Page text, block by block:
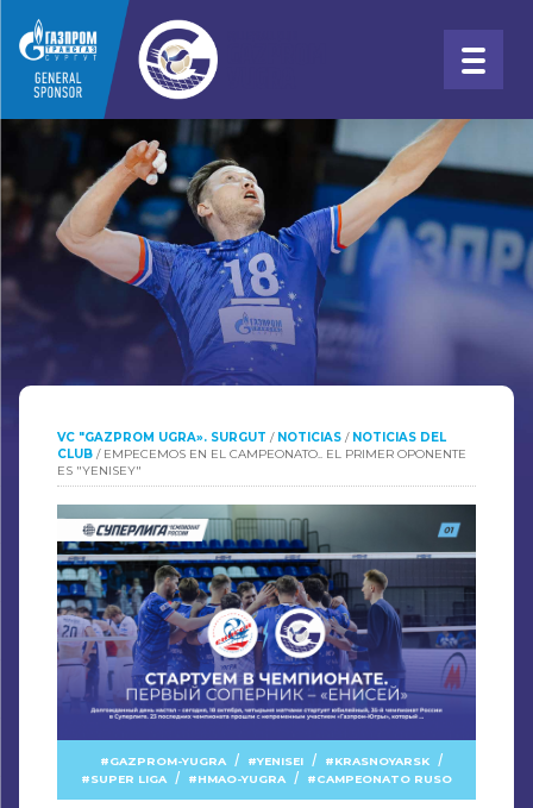
VC "GAZPROM UGRA». SURGUT / NOTICIAS / NOTICIAS DEL
CLUB / EMPECEMOS EN EL CAMPEONATO.. EL PRIMER OPONENTE
ES "YENISEY"
GAZPROM-YUGRA / YENISEI / KRASNOYARSK /
SUPER LIGA / HMAO-YUGRA / CAMPEONATO RUSO